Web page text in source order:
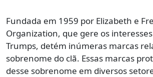
Fundada em 1959 por Elizabeth e
Organization, que gere os
Trumps, detém inúmeras marcas
sobrenome do clã. Essas marcas
desse sobrenome em diversos